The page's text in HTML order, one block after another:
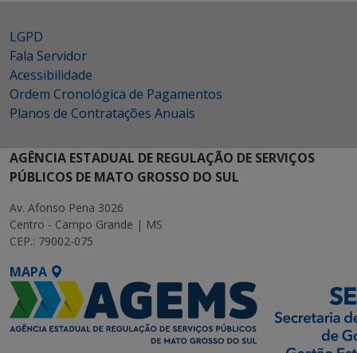
LGPD
Fala Servidor
Acessibilidade
Ordem Cronológica de Pagamentos
Planos de Contratações Anuais
AGÊNCIA ESTADUAL DE REGULAÇÃO DE SERVIÇOS
PÚBLICOS DE MATO GROSSO DO SUL
Av. Afonso Pena 3026
Centro - Campo Grande | MS
CEP.: 79002-075
MAPA